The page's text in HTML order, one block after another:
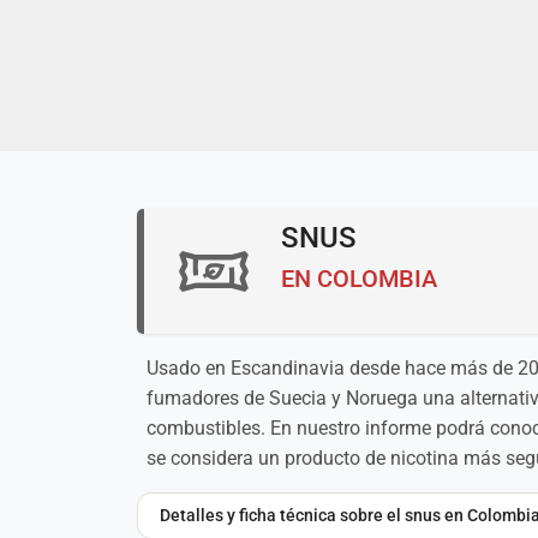
SNUS
EN COLOMBIA
Usado en Escandinavia desde hace más de
fumadores de Suecia y Noruega una
combustibles. En nuestro informe podrá
se considera un producto de nicotina más
Detalles y ficha técnica sobre el snus en